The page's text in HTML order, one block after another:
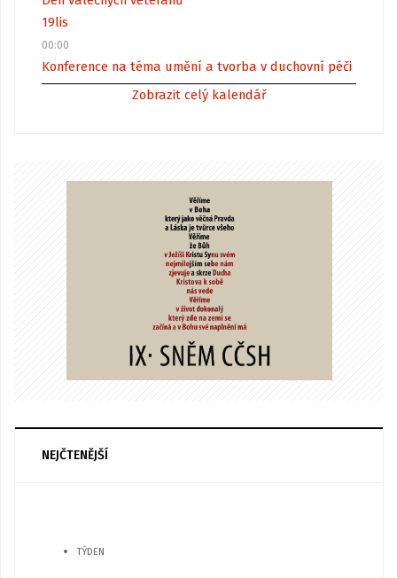
19lis
00:00
Konference na téma umění a tvorba v duchovní péči
Zobrazit celý kalendář
NEJČTENĚJŠÍ
TÝDEN